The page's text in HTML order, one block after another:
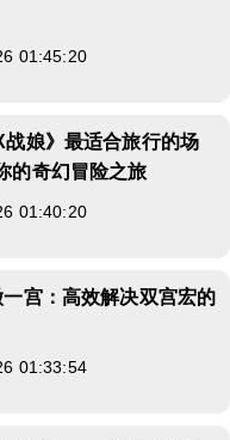
01:45:20
娘》最适合旅行的场
奇幻冒险之旅
01:40:20
一宫：高效解决双宫宏的
01:33:54